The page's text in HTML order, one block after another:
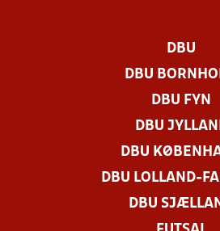
DBU
DBU
DBU FYN
DBU
DBU
DBU LOLLAND-
DBU